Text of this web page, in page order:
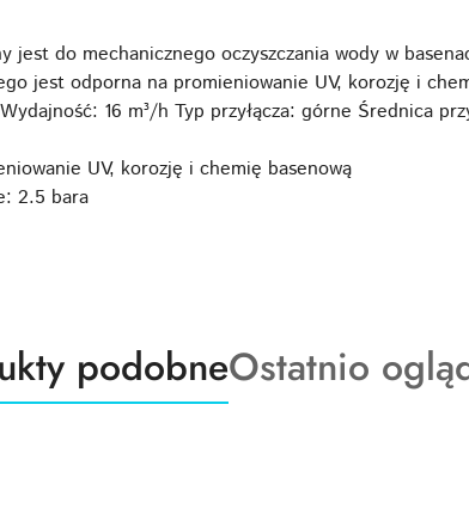
jest do mechanicznego oczyszczania wody w
jest odporna na promieniowanie UV, korozję i
16 m³/h Typ przyłącza: górne Średnica
UV, korozję i chemię basenową
2.5 bara
podobneProdukty
o
Ostatnio